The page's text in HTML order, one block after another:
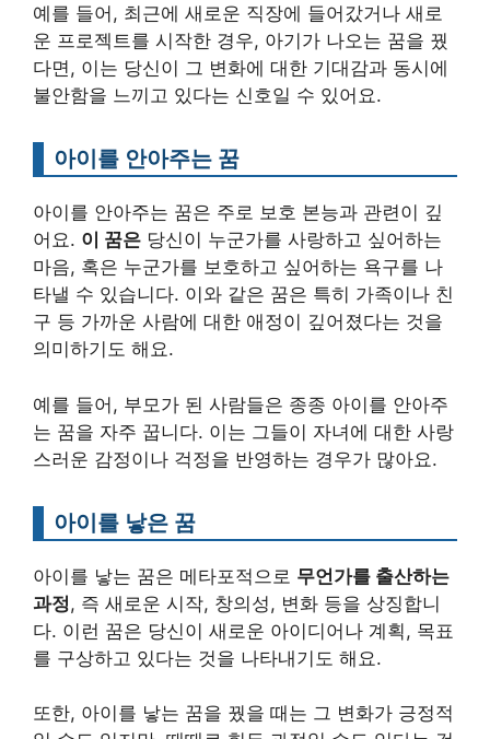
예를 들어, 최근에 새로운 직장에 들어갔거나 새로
운 프로젝트를 시작한 경우, 아기가 나오는 꿈을 꿨
다면, 이는 당신이 그 변화에 대한 기대감과 동시에
불안함을 느끼고 있다는 신호일 수 있어요.
아이를 안아주는 꿈
아이를 안아주는 꿈은 주로 보호 본능과 관련이 깊
어요. 이 꿈은 당신이 누군가를 사랑하고 싶어하는
마음, 혹은 누군가를 보호하고 싶어하는 욕구를 나
타낼 수 있습니다. 이와 같은 꿈은 특히 가족이나 친
구 등 가까운 사람에 대한 애정이 깊어졌다는 것을
의미하기도 해요.
예를 들어, 부모가 된 사람들은 종종 아이를 안아주
는 꿈을 자주 꿉니다. 이는 그들이 자녀에 대한 사랑
스러운 감정이나 걱정을 반영하는 경우가 많아요.
아이를 낳은 꿈
아이를 낳는 꿈은 메타포적으로 무언가를 출산하는
과정, 즉 새로운 시작, 창의성, 변화 등을 상징합니
다. 이런 꿈은 당신이 새로운 아이디어나 계획, 목표
를 구상하고 있다는 것을 나타내기도 해요.
또한, 아이를 낳는 꿈을 꿨을 때는 그 변화가 긍정적